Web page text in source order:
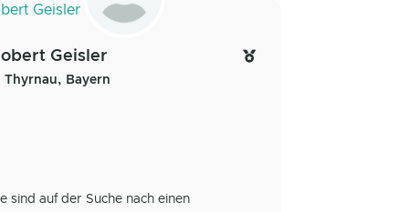
Geisler
Thyrnau, Bayern
sind auf der Suche nach einen